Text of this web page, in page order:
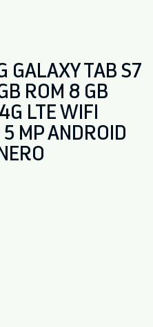
GALAXY TAB S7
ROM 8 GB
LTE WIFI
MP ANDROID